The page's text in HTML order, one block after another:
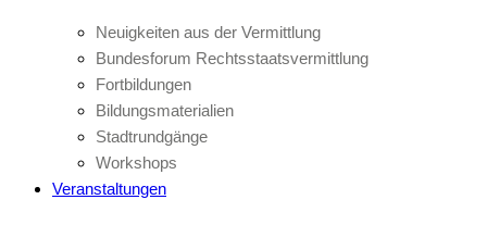
Neuigkeiten aus der Vermittlung
Bundesforum Rechtsstaatsvermittlung
Fortbildungen
Bildungsmaterialien
Stadtrundgänge
Workshops
Veranstaltungen